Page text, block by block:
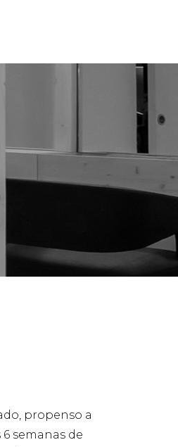
propenso a
semanas de